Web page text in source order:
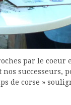
par le coeur
successeurs,
de corse »